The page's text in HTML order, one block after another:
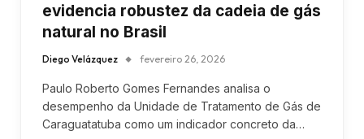
evidencia robustez da cadeia de gás
natural no Brasil
Diego Velázquez fevereiro 26, 2026
Paulo Roberto Gomes Fernandes analisa o
desempenho da Unidade de Tratamento de Gás de
Caraguatatuba como um indicador concreto da…